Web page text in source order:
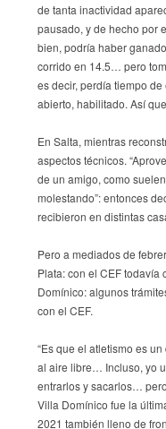
de tanta inactividad
pausado, y de hecho por
bien, podría haber
corrido en 14.5… pero
es decir, perdía tiempo
abierto, habilitado. Así
En Salta, mientras
aspectos técnicos.
de un amigo, como
molestando”: entonces
recibieron en distintas
Pero a mediados de
Plata: con el CEF
Domínico: algunos
con el CEF.
“Es que el atletismo es
al aire libre… Incluso, yo
entrarlos y sacarlos…
Villa Domínico fue la
2021 también lleno de